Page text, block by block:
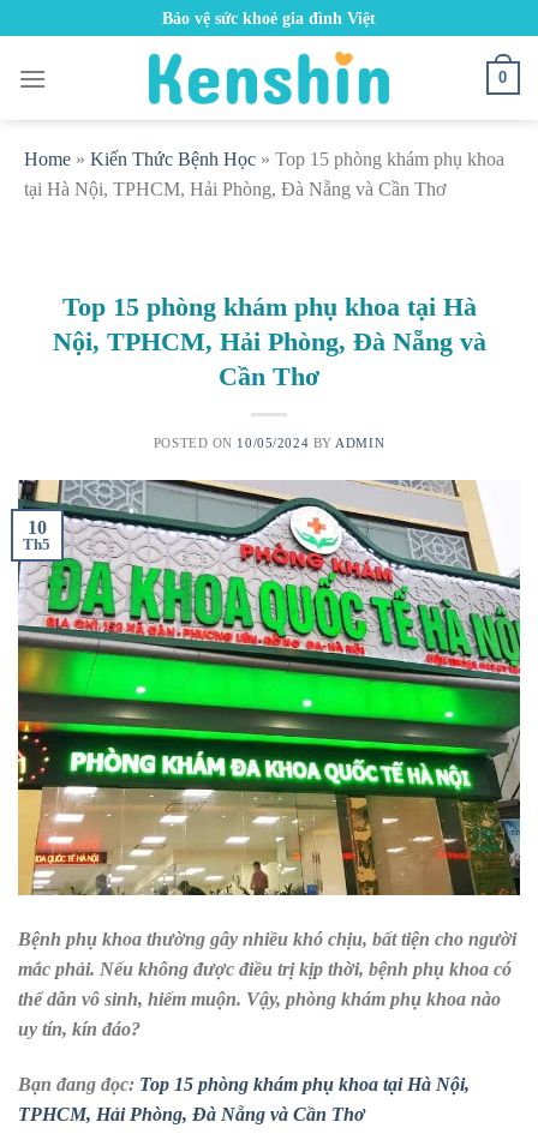
content
Bảo vệ sức khoẻ gia đình Việt
0
Home » Kiến Thức Bệnh Học » Top 15 phòng khám phụ khoa
tại Hà Nội, TPHCM, Hải Phòng, Đà Nẵng và Cần Thơ
Top 15 phòng khám phụ khoa tại Hà
Nội, TPHCM, Hải Phòng, Đà Nẵng và
Cần Thơ
POSTED ON 10/05/2024 BY ADMIN
10
Th5
Bệnh phụ khoa thường gây nhiều khó chịu, bất tiện cho người
mắc phải. Nếu không được điều trị kịp thời, bệnh phụ khoa có
thể dẫn vô sinh, hiếm muộn. Vậy, phòng khám phụ khoa nào
uy tín, kín đáo?
Bạn đang đọc: Top 15 phòng khám phụ khoa tại Hà Nội,
TPHCM, Hải Phòng, Đà Nẵng và Cần Thơ